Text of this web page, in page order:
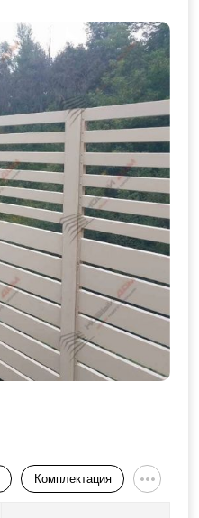
Комплектация